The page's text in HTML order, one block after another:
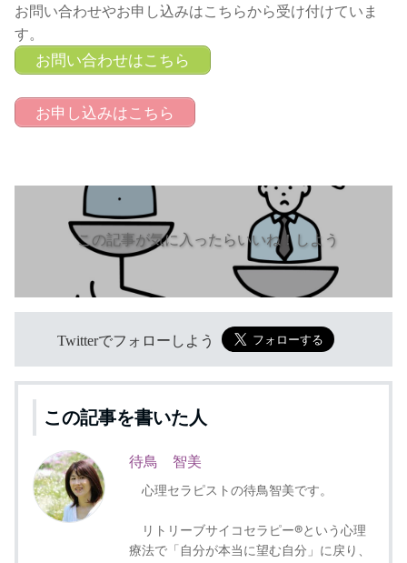
お問い合わせやお申し込みはこちらから受け付けていま
す。
お問い合わせはこちら
お申し込みはこちら
この記事が気に入ったらいいね！しよう
Twitterでフォローしよう
この記事を書いた人
待鳥 智美
心理セラピストの待鳥智美です。
リトリーブサイコセラピー®という心理
療法で「自分が本当に望む自分」に戻り、